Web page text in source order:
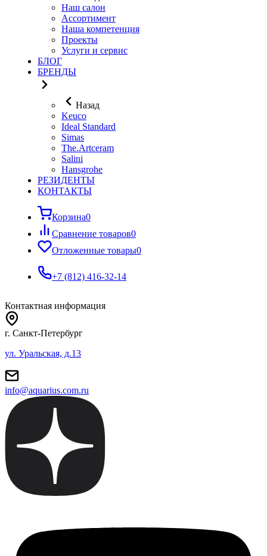
Наш салон
Ассортимент
Наша компетенция
Проекты
Услуги и сервис
БЛОГ
БРЕНДЫ
Назад
Keuco
Ideal Standard
Simas
The.Artceram
Salini
Hansgrohe
РЕЗИДЕНТЫ
КОНТАКТЫ
Корзина0
Сравнение товаров0
Отложенные товары0
+7 (812) 416-32-14
Контактная информация
г. Санкт-Петербург
ул. Уральская, д.13
info@aquarius.com.ru